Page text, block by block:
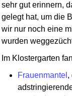
sehr gut erinnern,
gelegt hat, um die
wir nur noch eine
wurden
Im Klostergarten
Frauenmantel ,